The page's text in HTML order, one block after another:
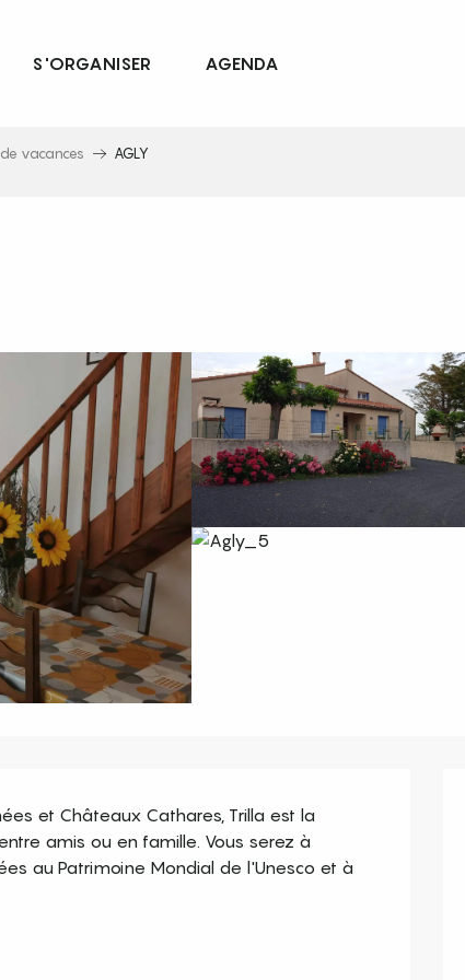
S'ORGANISER AGENDA
vacances AGLY
et Châteaux Cathares, Trilla est la
amis ou en famille. Vous serez à
au Patrimoine Mondial de l'Unesco et à